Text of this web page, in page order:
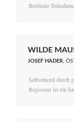
Berlinale-
WILDE
JOSEF HADER ,
Selbstmord durch
Regisseur ist ein